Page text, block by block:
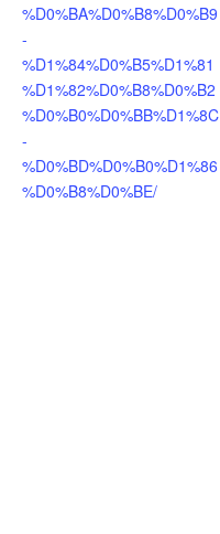
%D0%BA%D0%B8%D0%B9
-
%D1%84%D0%B5%D1%81
%D1%82%D0%B8%D0%B2
%D0%B0%D0%BB%D1%8C
-
%D0%BD%D0%B0%D1%86
%D0%B8%D0%BE/